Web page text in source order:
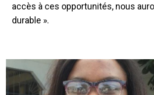
accès à ces opportunités, nous
durable ».